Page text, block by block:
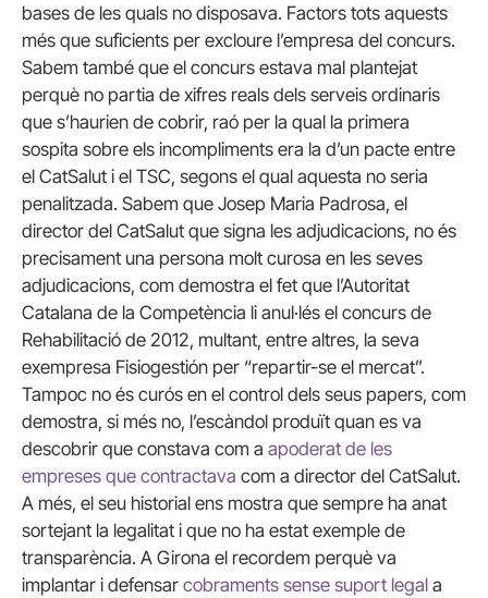
bases de les quals no disposava. Factors tots aquests
més que suficients per excloure l’empresa del concurs.
Sabem també que el concurs estava mal plantejat
perquè no partia de xifres reals dels serveis ordinaris
que s’haurien de cobrir, raó per la qual la primera
sospita sobre els incompliments era la d’un pacte entre
el CatSalut i el TSC, segons el qual aquesta no seria
penalitzada. Sabem que Josep Maria Padrosa, el
director del CatSalut que signa les adjudicacions, no és
precisament una persona molt curosa en les seves
adjudicacions, com demostra el fet que l’Autoritat
Catalana de la Competència li anul·lés el concurs de
Rehabilitació de 2012, multant, entre altres, la seva
exempresa Fisiogestión per “repartir-se el mercat”.
Tampoc no és curós en el control dels seus papers, com
demostra, si més no, l’escàndol produït quan es va
descobrir que constava com a apoderat de les
empreses que contractava com a director del CatSalut.
A més, el seu historial ens mostra que sempre ha anat
sortejant la legalitat i que no ha estat exemple de
transparència. A Girona el recordem perquè va
implantar i defensar cobraments sense suport legal a